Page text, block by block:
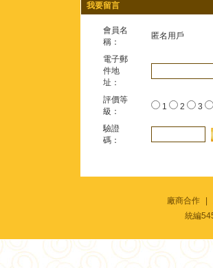
我要留言
會員名
稱：
匿名用戶
電子郵
件地
址：
評價等
級：
1 2 3
驗證
碼：
廠商合作
統編